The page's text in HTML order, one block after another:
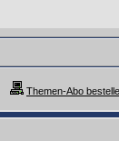
Themen-Abo